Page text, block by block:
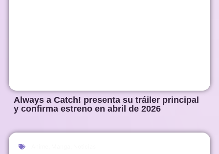
Always a Catch! presenta su tráiler principal
y confirma estreno en abril de 2026